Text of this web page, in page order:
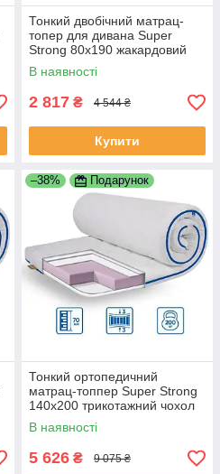
Тонкий двобічний матрац-
топер для дивана Super
Strong 80x190 жакардовий
чохол ТМ EuroSleep
В наявності
2 817 ₴ 4 544 ₴
Купити
–38% Подарунок
Тонкий ортопедичний
матрац-топпер Super Strong
140x200 трикотажний чохол
EuroSleep
В наявності
5 626 ₴ 9 075 ₴